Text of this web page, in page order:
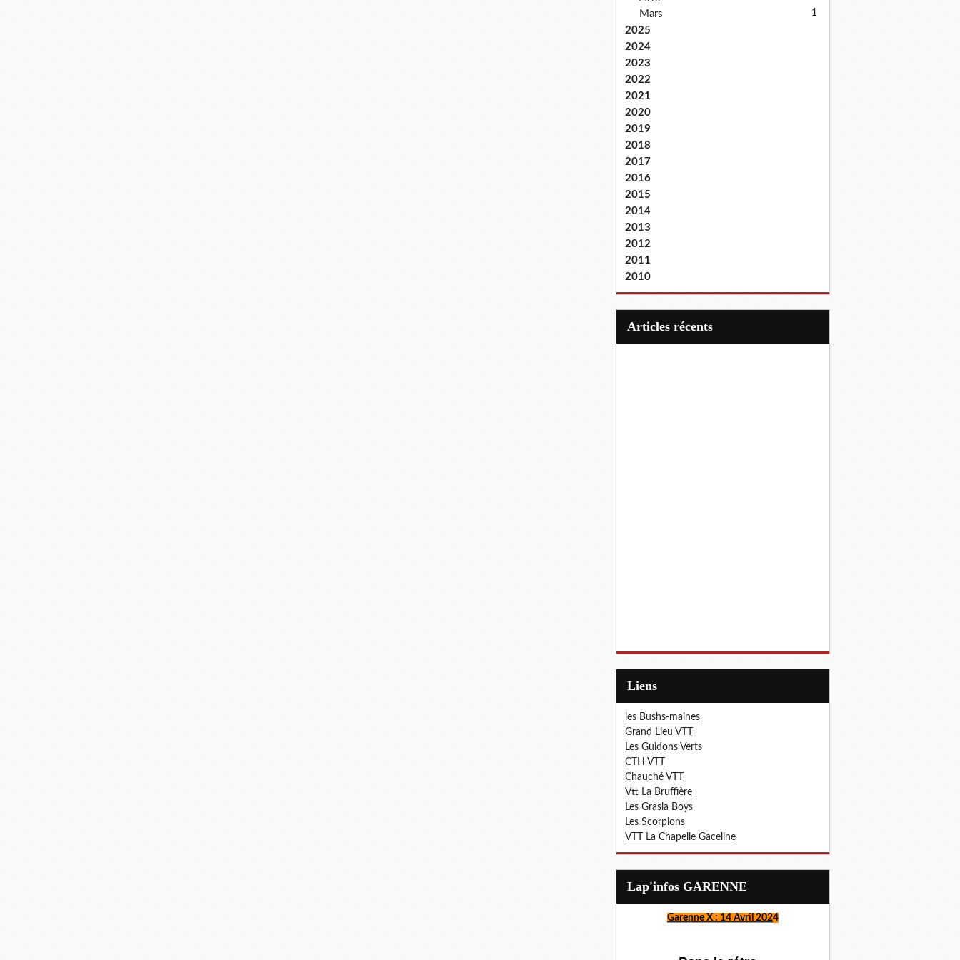
Mars 1
2025
2024
2023
2022
2021
2020
2019
2018
2017
2016
2015
2014
2013
2012
2011
2010
articles récents
Liens
les Bushs-maines
Grand Lieu VTT
Les Guidons Verts
CTH VTT
Chauché VTT
Vtt La Bruffière
Les Grasla Boys
Les Scorpions
VTT La Chapelle Gaceline
Lap'infos GARENNE
Garenne X : 14 Avril 2024